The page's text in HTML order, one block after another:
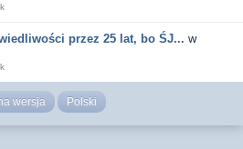
przez 25 lat, bo ŚJ... w
wersja Polski